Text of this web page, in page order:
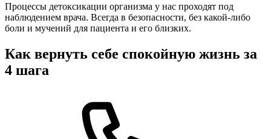
Процессы детоксикации организма у нас проходят под
наблюдением врача. Всегда в безопасности, без какой-либо
боли и мучений для пациента и его близких.
Как вернуть себе спокойную жизнь за
4 шага